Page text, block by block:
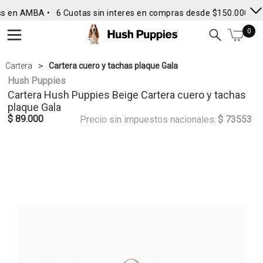
AMBA • 6 Cuotas sin interes en compras desde $150.000 •
0
Cartera Cartera cuero y tachas plaque Gala
Hush Puppies
Cartera Hush Puppies Beige Cartera cuero y tachas
plaque Gala
$ 89.000 Precio sin impuestos nacionales: $ 73553